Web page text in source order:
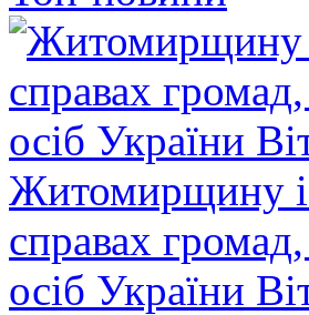
Житомирщину
справах
осіб України